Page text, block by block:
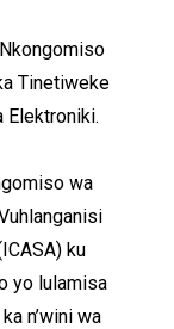
Tinetiweke
Elektroniki.
wa
ku
yo lulamisa
n’wini wa